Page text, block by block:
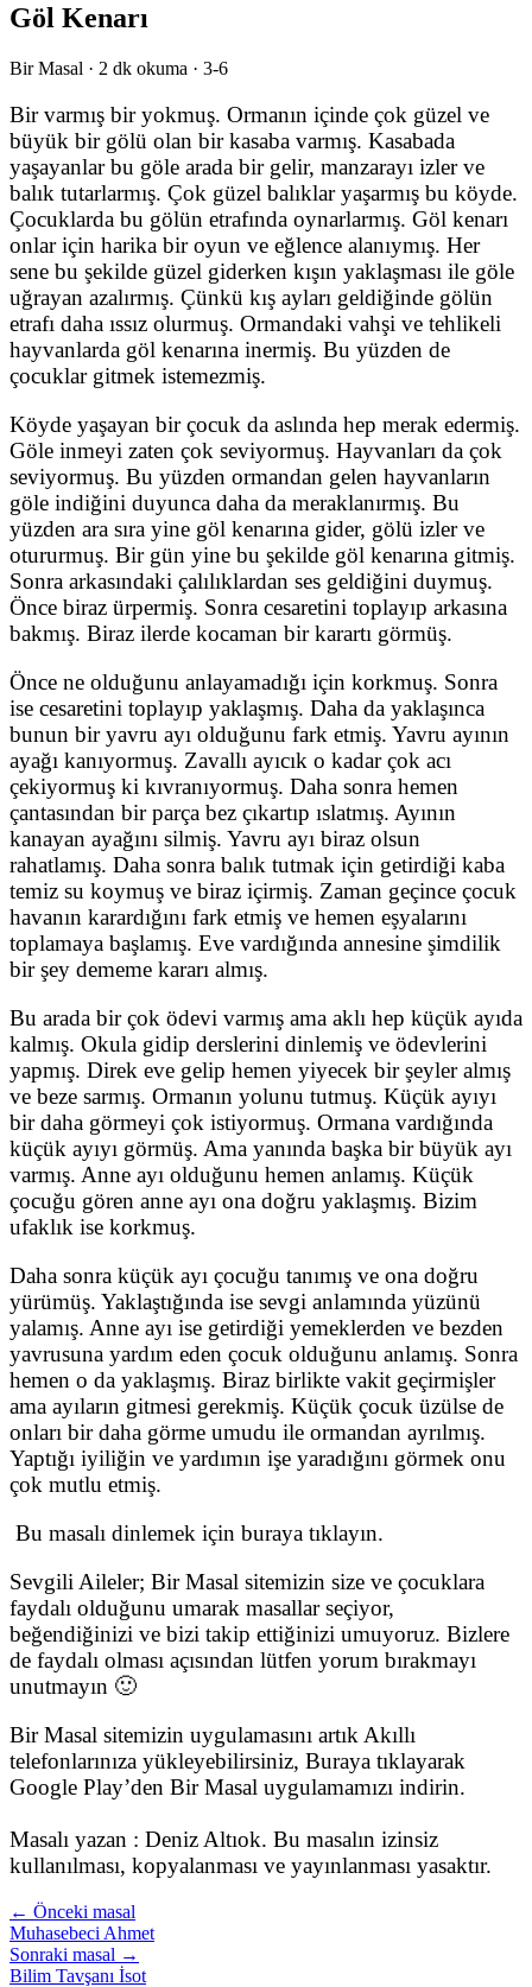
Göl Kenarı
Bir Masal · 2 dk okuma · 3-6
Bir varmış bir yokmuş. Ormanın içinde çok güzel ve
büyük bir gölü olan bir kasaba varmış. Kasabada
yaşayanlar bu göle arada bir gelir, manzarayı izler ve
balık tutarlarmış. Çok güzel balıklar yaşarmış bu köyde.
Çocuklarda bu gölün etrafında oynarlarmış. Göl kenarı
onlar için harika bir oyun ve eğlence alanıymış. Her
sene bu şekilde güzel giderken kışın yaklaşması ile göle
uğrayan azalırmış. Çünkü kış ayları geldiğinde gölün
etrafı daha ıssız olurmuş. Ormandaki vahşi ve tehlikeli
hayvanlarda göl kenarına inermiş. Bu yüzden de
çocuklar gitmek istemezmiş.
Köyde yaşayan bir çocuk da aslında hep merak edermiş.
Göle inmeyi zaten çok seviyormuş. Hayvanları da çok
seviyormuş. Bu yüzden ormandan gelen hayvanların
göle indiğini duyunca daha da meraklanırmış. Bu
yüzden ara sıra yine göl kenarına gider, gölü izler ve
otururmuş. Bir gün yine bu şekilde göl kenarına gitmiş.
Sonra arkasındaki çalılıklardan ses geldiğini duymuş.
Önce biraz ürpermiş. Sonra cesaretini toplayıp arkasına
bakmış. Biraz ilerde kocaman bir karartı görmüş.
Önce ne olduğunu anlayamadığı için korkmuş. Sonra
ise cesaretini toplayıp yaklaşmış. Daha da yaklaşınca
bunun bir yavru ayı olduğunu fark etmiş. Yavru ayının
ayağı kanıyormuş. Zavallı ayıcık o kadar çok acı
çekiyormuş ki kıvranıyormuş. Daha sonra hemen
çantasından bir parça bez çıkartıp ıslatmış. Ayının
kanayan ayağını silmiş. Yavru ayı biraz olsun
rahatlamış. Daha sonra balık tutmak için getirdiği kaba
temiz su koymuş ve biraz içirmiş. Zaman geçince çocuk
havanın karardığını fark etmiş ve hemen eşyalarını
toplamaya başlamış. Eve vardığında annesine şimdilik
bir şey dememe kararı almış.
Bu arada bir çok ödevi varmış ama aklı hep küçük ayıda
kalmış. Okula gidip derslerini dinlemiş ve ödevlerini
yapmış. Direk eve gelip hemen yiyecek bir şeyler almış
ve beze sarmış. Ormanın yolunu tutmuş. Küçük ayıyı
bir daha görmeyi çok istiyormuş. Ormana vardığında
küçük ayıyı görmüş. Ama yanında başka bir büyük ayı
varmış. Anne ayı olduğunu hemen anlamış. Küçük
çocuğu gören anne ayı ona doğru yaklaşmış. Bizim
ufaklık ise korkmuş.
Daha sonra küçük ayı çocuğu tanımış ve ona doğru
yürümüş. Yaklaştığında ise sevgi anlamında yüzünü
yalamış. Anne ayı ise getirdiği yemeklerden ve bezden
yavrusuna yardım eden çocuk olduğunu anlamış. Sonra
hemen o da yaklaşmış. Biraz birlikte vakit geçirmişler
ama ayıların gitmesi gerekmiş. Küçük çocuk üzülse de
onları bir daha görme umudu ile ormandan ayrılmış.
Yaptığı iyiliğin ve yardımın işe yaradığını görmek onu
çok mutlu etmiş.
Bu masalı dinlemek için buraya tıklayın.
Sevgili Aileler; Bir Masal sitemizin size ve çocuklara
faydalı olduğunu umarak masallar seçiyor,
beğendiğinizi ve bizi takip ettiğinizi umuyoruz. Bizlere
de faydalı olması açısından lütfen yorum bırakmayı
unutmayın 🙂
Bir Masal sitemizin uygulamasını artık Akıllı
telefonlarınıza yükleyebilirsiniz, Buraya tıklayarak
Google Play’den Bir Masal uygulamamızı indirin.
Masalı yazan : Deniz Altıok. Bu masalın izinsiz
kullanılması, kopyalanması ve yayınlanması yasaktır.
← Önceki masal
Muhasebeci Ahmet
Sonraki masal →
Bilim Tavşanı İsot